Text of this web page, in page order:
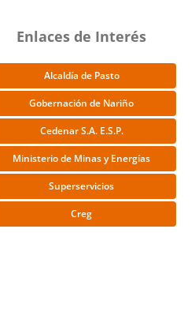
Enlaces de Interés
Alcaldía de Pasto
Gobernación de Nariño
Cedenar S.A. E.S.P.
Ministerio de Minas y Energías
Superservicios
Creg